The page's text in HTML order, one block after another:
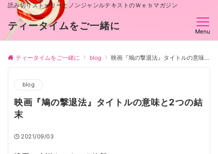
読み切りストーリーとノンジャンルテキストのＷｅｂマガジン
ティータイムをご一緒に Menu
ティータイムをご一緒に blog 映画『鳩の撃退法』タイトルの意味と2つの結末
blog
映画『鳩の撃退法』タイトルの意味と2つの結
末
2021/09/03